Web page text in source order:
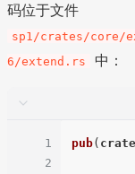
码位于文件
sp1/crates/core/
6/extend.rs
中：
1
2
pub( crate